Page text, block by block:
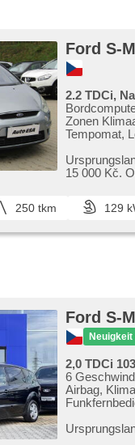
Ford S-
2.2 TDCi,
Zonen
Tempomat,
ABS,
15 000 Kč.
250 tkm 129
Ford S-
Neuigkeit
2,0 TDCi
6
Airbag,
isofix,